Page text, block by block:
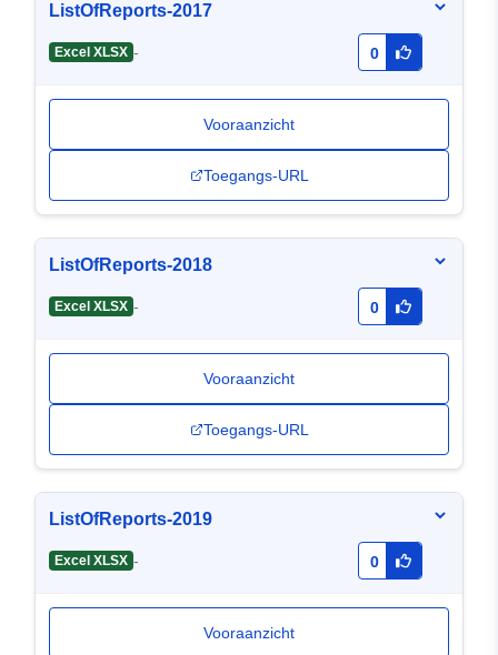
ListOfReports-2017
Excel XLSX - 0
Vooraanzicht
Toegangs-URL
ListOfReports-2018
Excel XLSX - 0
Vooraanzicht
Toegangs-URL
ListOfReports-2019
Excel XLSX - 0
Vooraanzicht